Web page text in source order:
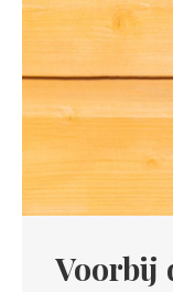
Voorbij